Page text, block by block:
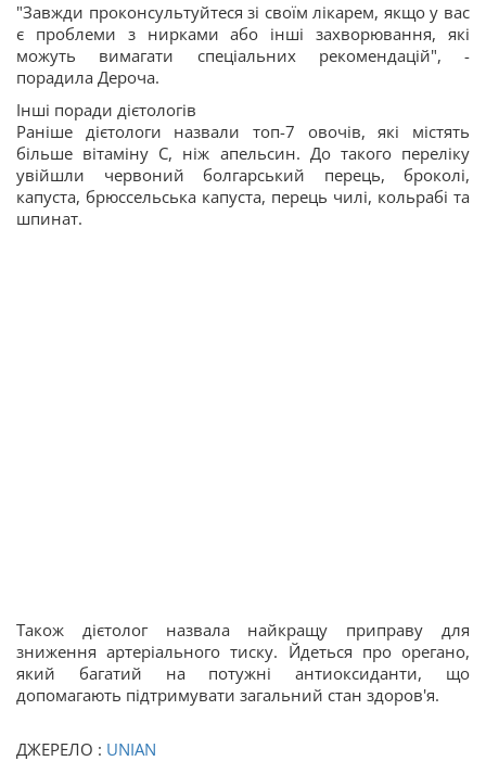
"Завжди проконсультуйтеся зі своїм лікарем, якщо у вас
є проблеми з нирками або інші захворювання, які
можуть вимагати спеціальних рекомендацій", -
порадила Дероча.
Інші поради дієтологів
Раніше дієтологи назвали топ-7 овочів, які містять
більше вітаміну C, ніж апельсин. До такого переліку
увійшли червоний болгарський перець, броколі,
капуста, брюссельська капуста, перець чилі, кольрабі та
шпинат.
Також дієтолог назвала найкращу приправу для
зниження артеріального тиску. Йдеться про орегано,
який багатий на потужні антиоксиданти, що
допомагають підтримувати загальний стан здоров'я.
ДЖЕРЕЛО : UNIAN